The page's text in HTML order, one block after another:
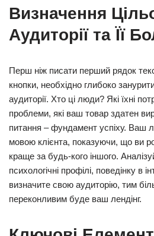
Визначення
Аудиторії та Її
Перш ніж писати перший рядок
кнопки, необхідно глибоко
аудиторії. Хто ці люди? Які їхні
проблеми, які ваш товар здатен
питання – фундамент успіху. Ваш
мовою клієнта, показуючи, що ви
краще за будь-кого іншого.
психологічні профілі, поведінку в
визначите свою аудиторію, тим
переконливим буде ваш лендінг.